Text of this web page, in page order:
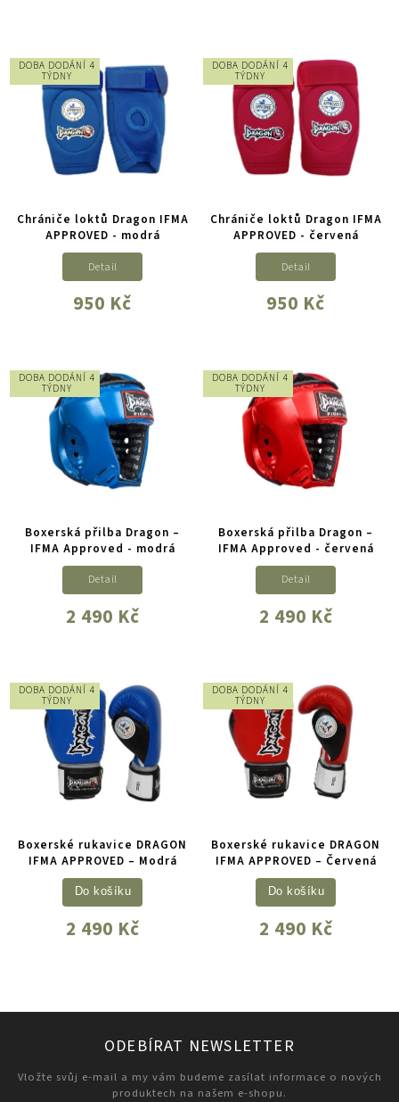
DOBA DODÁNÍ 4
TÝDNY
Chrániče loktů Dragon IFMA
APPROVED - modrá
950 Kč
Detail
DOBA DODÁNÍ 4
TÝDNY
Chrániče loktů Dragon IFMA
APPROVED - červená
950 Kč
Detail
DOBA DODÁNÍ 4
TÝDNY
Boxerská přilba Dragon –
IFMA Approved - modrá
2 490 Kč
Detail
DOBA DODÁNÍ 4
TÝDNY
Boxerská přilba Dragon –
IFMA Approved - červená
2 490 Kč
Detail
DOBA DODÁNÍ 4
TÝDNY
Boxerské rukavice DRAGON
IFMA APPROVED – Modrá
2 490 Kč
Do košíku
DOBA DODÁNÍ 4
TÝDNY
Boxerské rukavice DRAGON
IFMA APPROVED – Červená
2 490 Kč
Do košíku
ODEBÍRAT NEWSLETTER
Vložte svůj e-mail a my vám budeme zasílat informace o nových
produktech na našem e-shopu.